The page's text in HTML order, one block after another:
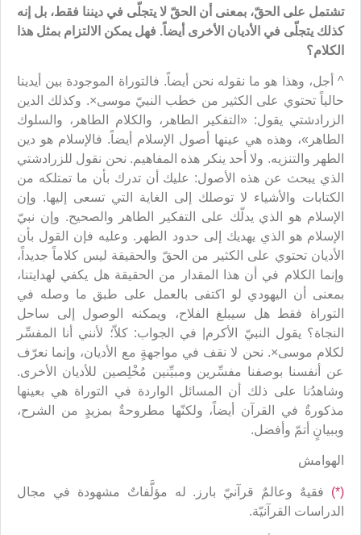
تشتمل على الحقّ، بمعنى أن الحقّ لا يتجلّى في ديننا فقط، بل إنه
كذلك يتجلّى في الأديان الأخرى أيضاً. فهل يمكن الالتزام بمثل هذا
الكلام؟
^ أجل، وهذا هو ما نقوله نحن أيضاً. فالتوراة الموجودة بين أيدينا
حالياً تحتوي على الكثير من خطب النبيّ موسى×. وكذلك الدين
الزرادشتي يقول: «التفكير الطاهر، والكلام الطاهر، والسلوك
الطاهر»، وهذه هي عينها أصول الإسلام أيضاً. فالإسلام هو دين
الطهر والتنزيه. ولا أحد ينكر هذه المفاهيم. نحن نقول للزرادشتي
الذي يبحث عن هذه الأصول: عليك أن تدرك بأن ما تمتلكه من
الكتابات والأشياء لا توصلك إلى الغاية التي تسعى إليها. وإن
الإسلام هو الذي يدلّك على التفكير الطاهر والصحيح. وإن نبيّ
الإسلام هو الذي يهديك إلى حدود الطهر. وعليه فإن القول بأن
الأديان تحتوي على الكثير من الحقّ والحقيقة ليس كلاماً جديداً،
وإنما الكلام في أن هذا المقدار من الحقيقة هل يكفي لهدايتنا،
بمعنى أن اليهودي لو اكتفى بالعمل على طبق ما وصله في
التوراة فقط هل سيبلغ الفلاح، ويمكنه الوصول إلى ساحل
النجاة؟ يقول النبيّ الأكرم| في الجواب: كلاّ؛ لأنني أنا المفسِّر
لكلام موسى×. نحن لا نقف في مواجهةٍ مع الأديان، وإنما نعرّف
عن أنفسنا بوصفنا مفسِّرين ومبيِّنين مُخْلِصين للأديان الأخرى.
وشاهدُنا على ذلك أن المسائل الواردة في التوراة هي بعينها
مذكورةٌ في القرآن أيضاً، ولكنّها مطروحةٌ بمزيدٍ من الشرح،
وببيانٍ أتمّ وأفضل.
الهوامش
(*) فقيهٌ وعالمٌ قرآنيّ بارز. له مؤلَّفاتٌ مشهودة في مجال
الدراسات القرآنيّة.